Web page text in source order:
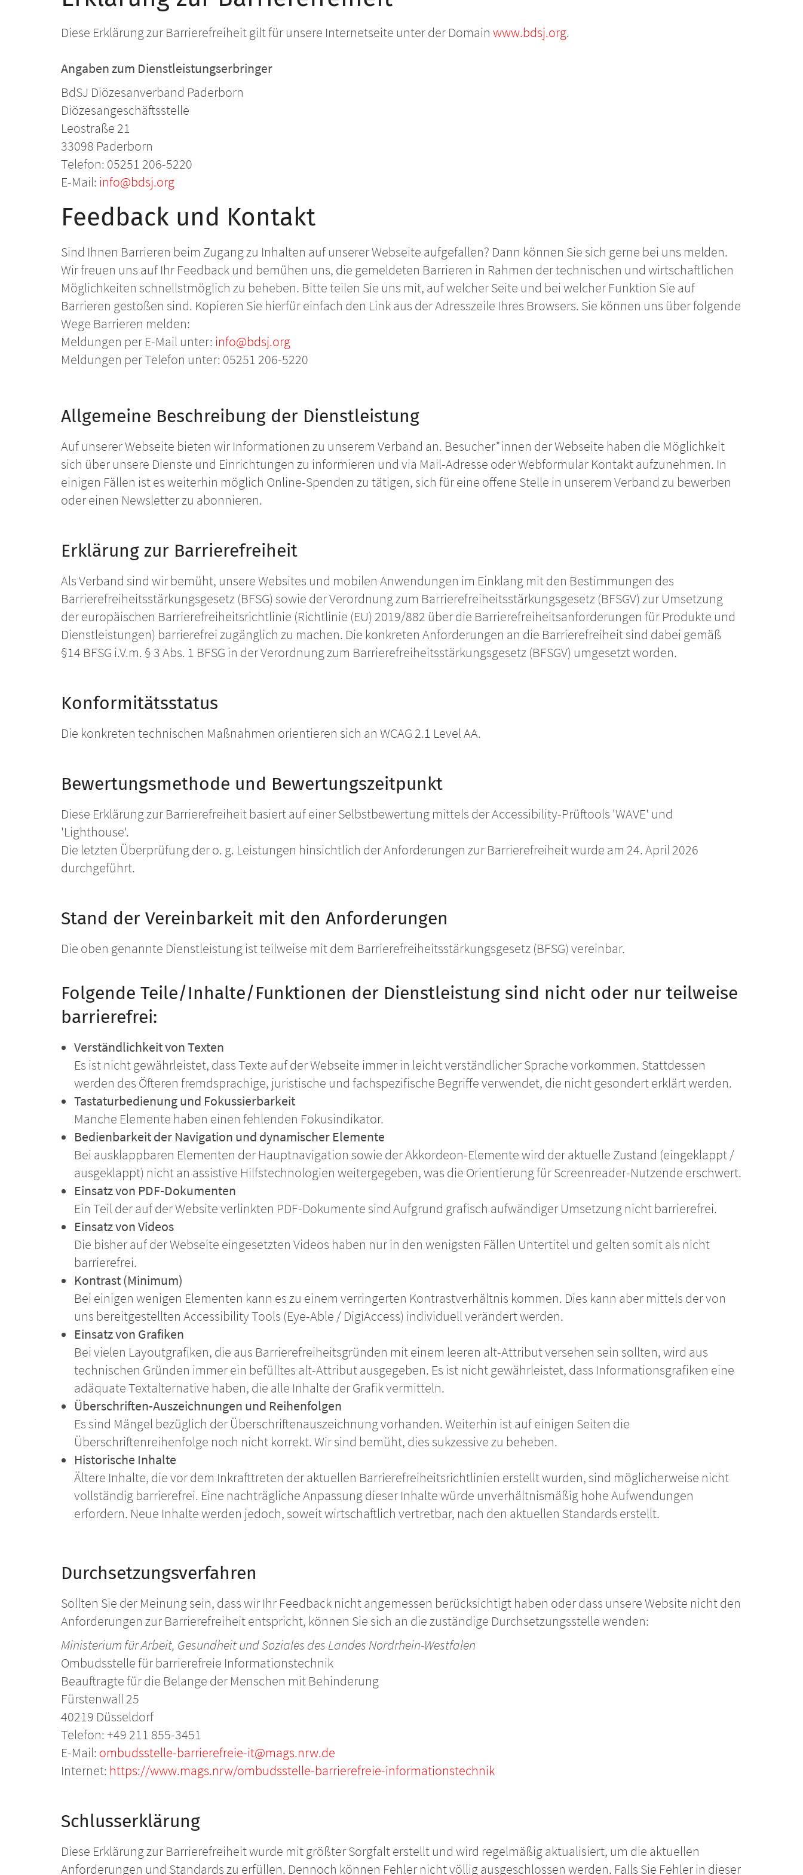
Diese Erklärung zur Barrierefreiheit gilt für unsere Internetseite unter der Domain www.bdsj.org.
Angaben zum Dienstleistungserbringer
BdSJ Diözesanverband Paderborn
Diözesangeschäftsstelle
Leostraße 21
33098 Paderborn
Telefon: 05251 206-5220
E-Mail: info@bdsj.org
Feedback und Kontakt
Sind Ihnen Barrieren beim Zugang zu Inhalten auf unserer Webseite aufgefallen? Dann können Sie sich gerne bei uns melden.
Wir freuen uns auf Ihr Feedback und bemühen uns, die gemeldeten Barrieren in Rahmen der technischen und wirtschaftlichen
Möglichkeiten schnellstmöglich zu beheben. Bitte teilen Sie uns mit, auf welcher Seite und bei welcher Funktion Sie auf
Barrieren gestoßen sind. Kopieren Sie hierfür einfach den Link aus der Adresszeile Ihres Browsers. Sie können uns über folgende
Wege Barrieren melden:
Meldungen per E-Mail unter: info@bdsj.org
Meldungen per Telefon unter: 05251 206-5220
Allgemeine Beschreibung der Dienstleistung
Auf unserer Webseite bieten wir Informationen zu unserem Verband an. Besucher*innen der Webseite haben die Möglichkeit
sich über unsere Dienste und Einrichtungen zu informieren und via Mail-Adresse oder Webformular Kontakt aufzunehmen. In
einigen Fällen ist es weiterhin möglich Online-Spenden zu tätigen, sich für eine offene Stelle in unserem Verband zu bewerben
oder einen Newsletter zu abonnieren.
Erklärung zur Barrierefreiheit
Als Verband sind wir bemüht, unsere Websites und mobilen Anwendungen im Einklang mit den Bestimmungen des
Barrierefreiheitsstärkungsgesetz (BFSG) sowie der Verordnung zum Barrierefreiheitsstärkungsgesetz (BFSGV) zur Umsetzung
der europäischen Barrierefreiheitsrichtlinie (Richtlinie (EU) 2019/882 über die Barrierefreiheitsanforderungen für Produkte und
Dienstleistungen) barrierefrei zugänglich zu machen. Die konkreten Anforderungen an die Barrierefreiheit sind dabei gemäß
§14 BFSG i.V.m. § 3 Abs. 1 BFSG in der Verordnung zum Barrierefreiheitsstärkungsgesetz (BFSGV) umgesetzt worden.
Konformitätsstatus
Die konkreten technischen Maßnahmen orientieren sich an WCAG 2.1 Level AA.
Bewertungsmethode und Bewertungszeitpunkt
Diese Erklärung zur Barrierefreiheit basiert auf einer Selbstbewertung mittels der Accessibility-Prüftools 'WAVE' und
'Lighthouse'.
Die letzten Überprüfung der o. g. Leistungen hinsichtlich der Anforderungen zur Barrierefreiheit wurde am 24. April 2026
durchgeführt.
Stand der Vereinbarkeit mit den Anforderungen
Die oben genannte Dienstleistung ist teilweise mit dem Barrierefreiheitsstärkungsgesetz (BFSG) vereinbar.
Folgende Teile/Inhalte/Funktionen der Dienstleistung sind nicht oder nur teilweise
barrierefrei:
Verständlichkeit von Texten
Es ist nicht gewährleistet, dass Texte auf der Webseite immer in leicht verständlicher Sprache vorkommen. Stattdessen
werden des Öfteren fremdsprachige, juristische und fachspezifische Begriffe verwendet, die nicht gesondert erklärt werden.
Tastaturbedienung und Fokussierbarkeit
Manche Elemente haben einen fehlenden Fokusindikator.
Bedienbarkeit der Navigation und dynamischer Elemente
Bei ausklappbaren Elementen der Hauptnavigation sowie der Akkordeon-Elemente wird der aktuelle Zustand (eingeklappt /
ausgeklappt) nicht an assistive Hilfstechnologien weitergegeben, was die Orientierung für Screenreader-Nutzende erschwert.
Einsatz von PDF-Dokumenten
Ein Teil der auf der Website verlinkten PDF-Dokumente sind Aufgrund grafisch aufwändiger Umsetzung nicht barrierefrei.
Einsatz von Videos
Die bisher auf der Webseite eingesetzten Videos haben nur in den wenigsten Fällen Untertitel und gelten somit als nicht
barrierefrei.
Kontrast (Minimum)
Bei einigen wenigen Elementen kann es zu einem verringerten Kontrastverhältnis kommen. Dies kann aber mittels der von
uns bereitgestellten Accessibility Tools (Eye-Able / DigiAccess) individuell verändert werden.
Einsatz von Grafiken
Bei vielen Layoutgrafiken, die aus Barrierefreiheitsgründen mit einem leeren alt-Attribut versehen sein sollten, wird aus
technischen Gründen immer ein befülltes alt-Attribut ausgegeben. Es ist nicht gewährleistet, dass Informationsgrafiken eine
adäquate Textalternative haben, die alle Inhalte der Grafik vermitteln.
Überschriften-Auszeichnungen und Reihenfolgen
Es sind Mängel bezüglich der Überschriftenauszeichnung vorhanden. Weiterhin ist auf einigen Seiten die
Überschriftenreihenfolge noch nicht korrekt. Wir sind bemüht, dies sukzessive zu beheben.
Historische Inhalte
Ältere Inhalte, die vor dem Inkrafttreten der aktuellen Barrierefreiheitsrichtlinien erstellt wurden, sind möglicherweise nicht
vollständig barrierefrei. Eine nachträgliche Anpassung dieser Inhalte würde unverhältnismäßig hohe Aufwendungen
erfordern. Neue Inhalte werden jedoch, soweit wirtschaftlich vertretbar, nach den aktuellen Standards erstellt.
Durchsetzungsverfahren
Sollten Sie der Meinung sein, dass wir Ihr Feedback nicht angemessen berücksichtigt haben oder dass unsere Website nicht den
Anforderungen zur Barrierefreiheit entspricht, können Sie sich an die zuständige Durchsetzungsstelle wenden:
Ministerium für Arbeit, Gesundheit und Soziales des Landes Nordrhein-Westfalen
Ombudsstelle für barrierefreie Informationstechnik
Beauftragte für die Belange der Menschen mit Behinderung
Fürstenwall 25
40219 Düsseldorf
Telefon: +49 211 855-3451
E-Mail: ombudsstelle-barrierefreie-it@mags.nrw.de
Internet: https://www.mags.nrw/ombudsstelle-barrierefreie-informationstechnik
Schlusserklärung
Diese Erklärung zur Barrierefreiheit wurde mit größter Sorgfalt erstellt und wird regelmäßig aktualisiert, um die aktuellen
Anforderungen und Standards zu erfüllen. Dennoch können Fehler nicht völlig ausgeschlossen werden. Falls Sie Fehler in dieser